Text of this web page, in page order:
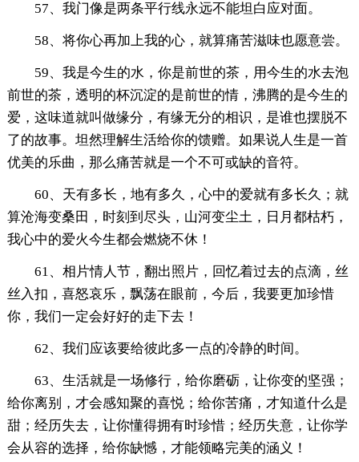
57、我门像是两条平行线永远不能坦白应对面。
58、将你心再加上我的心，就算痛苦滋味也愿意尝。
59、我是今生的水，你是前世的茶，用今生的水去泡
前世的茶，透明的杯沉淀的是前世的情，沸腾的是今生的
爱，这味道就叫做缘分，有缘无分的相识，是谁也摆脱不
了的故事。坦然理解生活给你的馈赠。如果说人生是一首
优美的乐曲，那么痛苦就是一个不可或缺的音符。
60、天有多长，地有多久，心中的爱就有多长久；就
算沧海变桑田，时刻到尽头，山河变尘土，日月都枯朽，
我心中的爱火今生都会燃烧不休！
61、相片情人节，翻出照片，回忆着过去的点滴，丝
丝入扣，喜怒哀乐，飘荡在眼前，今后，我要更加珍惜
你，我们一定会好好的走下去！
62、我们应该要给彼此多一点的冷静的时间。
63、生活就是一场修行，给你磨砺，让你变的坚强；
给你离别，才会感知聚的喜悦；给你苦痛，才知道什么是
甜；经历失去，让你懂得拥有时珍惜；经历失意，让你学
会从容的选择，给你缺憾，才能领略完美的涵义！